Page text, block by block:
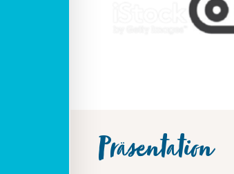
Präsentation